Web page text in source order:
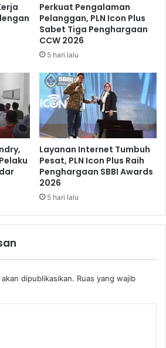
Perkuat Pengalaman
Pelanggan, PLN Icon Plus
Sabet Tiga Penghargaan
CCW 2026
5 hari lalu
Layanan Internet Tumbuh
Pesat, PLN Icon Plus Raih
Penghargaan SBBI Awards
2026
5 hari lalu
dipublikasikan. Ruas yang wajib